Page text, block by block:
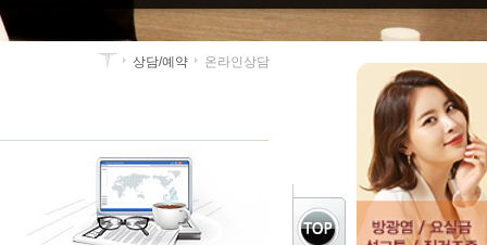
상담/예약 온라인상담